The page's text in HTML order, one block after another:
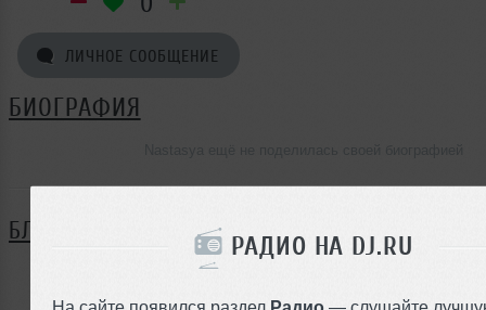
РАДИО НА DJ.RU
На сайте появился раздел Радио — слушайте
ЛИЧНОЕ СООБЩЕНИЕ
БИОГРАФИЯ
БЛОГ